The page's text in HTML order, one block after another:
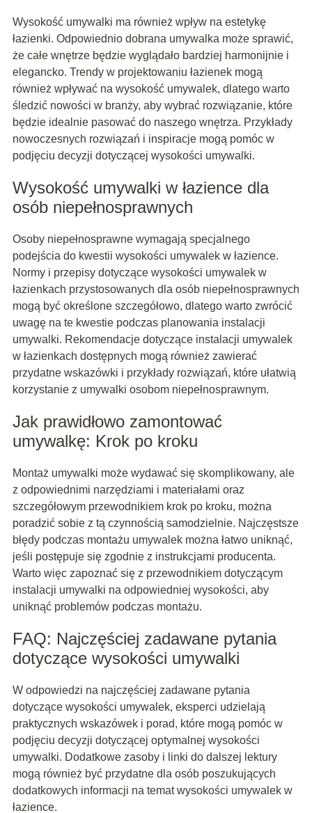
Wysokość umywalki ma również wpływ na estetykę
łazienki. Odpowiednio dobrana umywalka może sprawić,
że całe wnętrze będzie wyglądało bardziej harmonijnie i
elegancko. Trendy w projektowaniu łazienek mogą
również wpływać na wysokość umywalek, dlatego warto
śledzić nowości w branży, aby wybrać rozwiązanie, które
będzie idealnie pasować do naszego wnętrza. Przykłady
nowoczesnych rozwiązań i inspiracje mogą pomóc w
podjęciu decyzji dotyczącej wysokości umywalki.
Wysokość umywalki w łazience dla
osób niepełnosprawnych
Osoby niepełnosprawne wymagają specjalnego
podejścia do kwestii wysokości umywalek w łazience.
Normy i przepisy dotyczące wysokości umywalek w
łazienkach przystosowanych dla osób niepełnosprawnych
mogą być określone szczegółowo, dlatego warto zwrócić
uwagę na te kwestie podczas planowania instalacji
umywalki. Rekomendacje dotyczące instalacji umywalek
w łazienkach dostępnych mogą również zawierać
przydatne wskazówki i przykłady rozwiązań, które ułatwią
korzystanie z umywalki osobom niepełnosprawnym.
Jak prawidłowo zamontować
umywalkę: Krok po kroku
Montaż umywalki może wydawać się skomplikowany, ale
z odpowiednimi narzędziami i materiałami oraz
szczegółowym przewodnikiem krok po kroku, można
poradzić sobie z tą czynnością samodzielnie. Najczęstsze
błędy podczas montażu umywalek można łatwo uniknąć,
jeśli postępuje się zgodnie z instrukcjami producenta.
Warto więc zapoznać się z przewodnikiem dotyczącym
instalacji umywalki na odpowiedniej wysokości, aby
uniknąć problemów podczas montażu.
FAQ: Najczęściej zadawane pytania
dotyczące wysokości umywalki
W odpowiedzi na najczęściej zadawane pytania
dotyczące wysokości umywalek, eksperci udzielają
praktycznych wskazówek i porad, które mogą pomóc w
podjęciu decyzji dotyczącej optymalnej wysokości
umywalki. Dodatkowe zasoby i linki do dalszej lektury
mogą również być przydatne dla osób poszukujących
dodatkowych informacji na temat wysokości umywalek w
łazience.